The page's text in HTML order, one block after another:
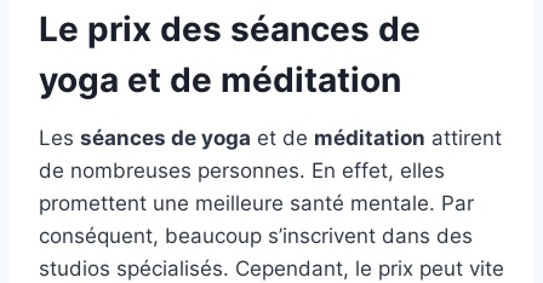
Le prix des séances de
yoga et de méditation
Les séances de yoga et de méditation attirent
de nombreuses personnes. En effet, elles
promettent une meilleure santé mentale. Par
conséquent, beaucoup s’inscrivent dans des
studios spécialisés. Cependant, le prix peut vite